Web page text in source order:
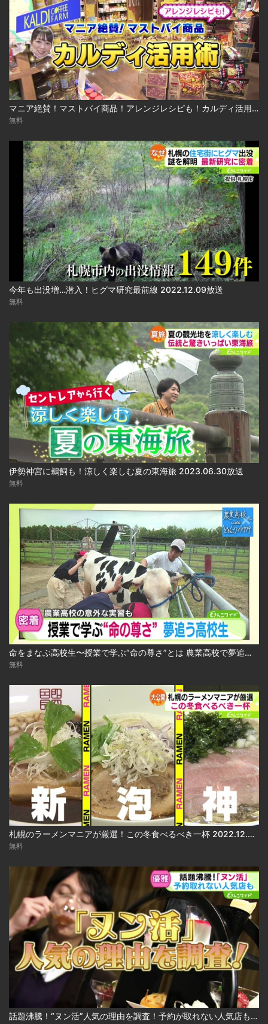
マニア絶賛！マストバイ商品！アレンジレシピも！カルディ活用術 2023.03.13放送
無料
今年も出没増…潜入！ヒグマ研究最前線 2022.12.09放送
無料
伊勢神宮に鵜飼も！涼しく楽しむ夏の東海旅 2023.06.30放送
無料
命をまなぶ高校生〜授業で学ぶ“命の尊さ”とは 農業高校で夢追う生徒たち 2024.10.29放送
無料
札幌のラーメンマニアが厳選！この冬食べるべき一杯 2022.12.05放送
無料
話題沸騰！“ヌン活”人気の理由を調査！予約が取れない人気店も 2024.12.24放送